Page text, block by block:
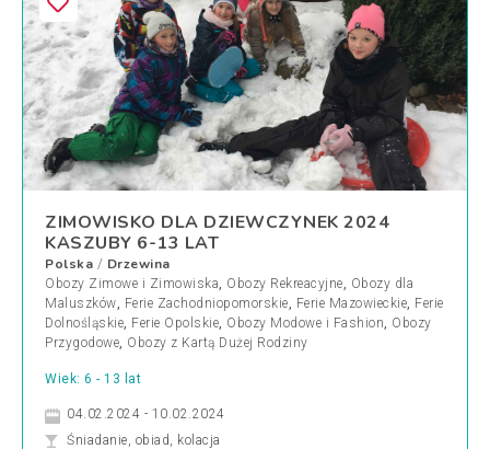
ZIMOWISKO DLA DZIEWCZYNEK 2024
KASZUBY 6-13 LAT
Polska / Drzewina
Obozy Zimowe i Zimowiska, Obozy Rekreacyjne, Obozy dla
Maluszków, Ferie Zachodniopomorskie, Ferie Mazowieckie, Ferie
Dolnośląskie, Ferie Opolskie, Obozy Modowe i Fashion, Obozy
Przygodowe, Obozy z Kartą Dużej Rodziny
Wiek: 6 - 13 lat
04.02.2024 - 10.02.2024
Śniadanie, obiad, kolacja